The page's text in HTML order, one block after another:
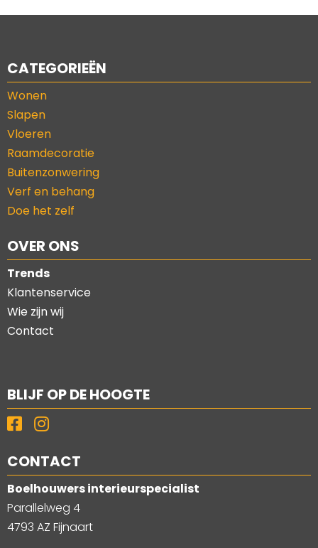
CATEGORIEËN
Wonen
Slapen
Vloeren
Raamdecoratie
Buitenzonwering
Verf en behang
Doe het zelf
OVER ONS
Trends
Klantenservice
Wie zijn wij
Contact
BLIJF OP DE HOOGTE
CONTACT
Boelhouwers interieurspecialist
Parallelweg 4
4793 AZ Fijnaart